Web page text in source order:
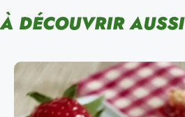
À DÉCOUVRIR AUSSI